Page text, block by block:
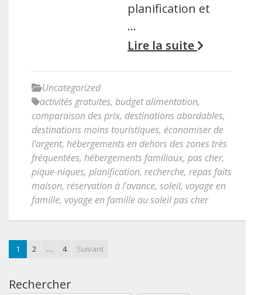
planification et
…
Lire la suite
Uncategorized
activités gratuites, budget alimentation,
comparaison des prix, destinations abordables,
destinations moins touristiques, économiser de
l'argent, hébergements en dehors des zones très
fréquentées, hébergements familiaux, pas cher,
pique-niques, planification, recherche, repas faits
maison, réservation à l'avance, soleil, voyage en
famille, voyage en famille au soleil pas cher
1 2 … 4 Suivant
Rechercher